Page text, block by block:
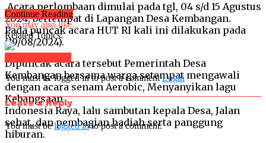
Acara perlombaan dimulai pada tgl, 04 s/d 15 Agustus
2024, bertempat di Lapangan Desa Kembangan.
Pada puncak acara HUT RI kali ini dilakukan pada
(19/08/2024).
Dipuncak acara tersebut Pemerintah Desa
Kembangan bersama warga setempat mengawali
dengan acara senam Aerobic, Menyanyikan lagu
Kebangsaan
Indonesia Raya, lalu sambutan kepala Desa, Jalan
sehat, dan pembagian hadiah serta panggung
hiburan.
Continue Reading
You may also like...
Related Topics:
You must be logged in to post a commentLogin
Leave a Reply
You must belogged into post a comment.